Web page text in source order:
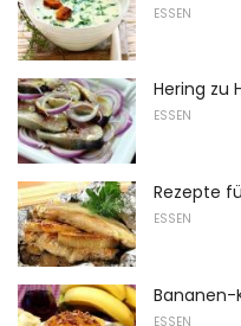
ESSEN
Hering zu
ESSEN
Rezepte
ESSEN
Bananen-
ESSEN